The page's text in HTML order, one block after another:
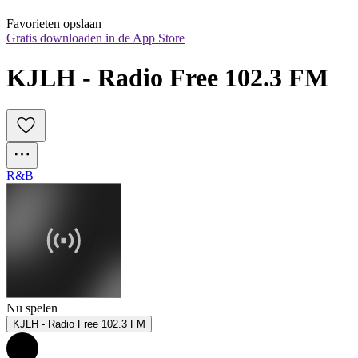
Favorieten opslaan
Gratis downloaden in de App Store
KJLH - Radio Free 102.3 FM
R&B
Nu spelen
KJLH - Radio Free 102.3 FM